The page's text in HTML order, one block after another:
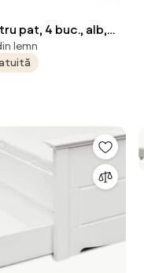
pat, 4 buc., alb,
lemn